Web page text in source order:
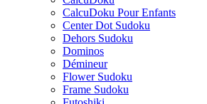
CalcuDoku Pour Enfants
Center Dot Sudoku
Dehors Sudoku
Dominos
Démineur
Flower Sudoku
Frame Sudoku